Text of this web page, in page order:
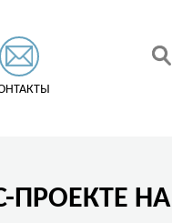
ПРОЕКТЕ НА